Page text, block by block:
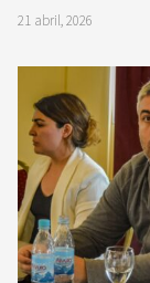
21 abril, 2026